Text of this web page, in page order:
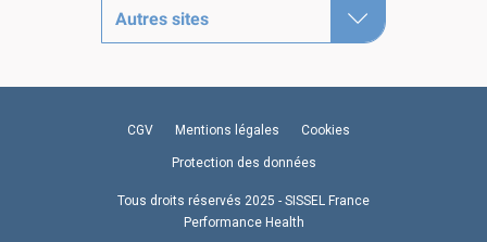
Autres sites
CGV Mentions légales Cookies
Protection des données
Tous droits réservés 2025 - SISSEL France
Performance Health